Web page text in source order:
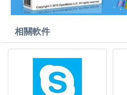
相關軟件